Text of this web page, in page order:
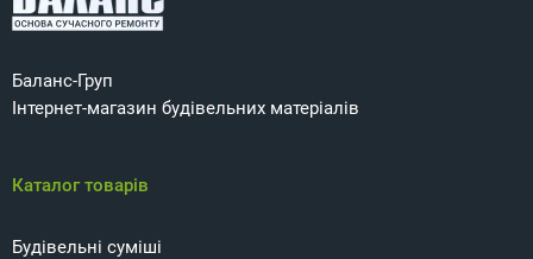
Баланс-Груп
Інтернет-магазин будівельних матеріалів
Каталог товарів
Будівельні суміші